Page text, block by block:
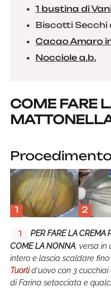
1 bustina di
Biscotti Secchi
Cacao Amaro
Nocciole q.b.
COME FARE
1 2
1
PER FARE LA CREMA
COME LA NONNA: versa in
intero e lascia scaldare
Tuorlid'uovo con 3 cucchiai
di Farina setacciata e